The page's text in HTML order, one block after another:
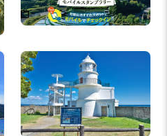
～2027年2月28日（日）
樫野埼灯台